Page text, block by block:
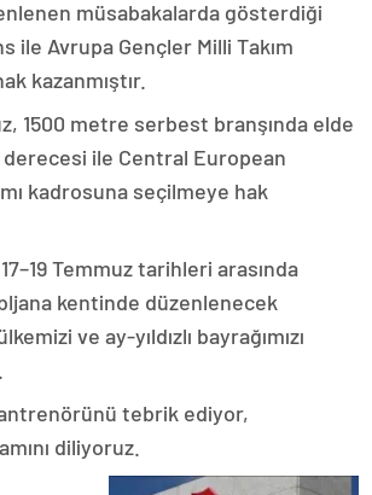
müsabakalarda gösterdiği
ile Avrupa Gençler Milli Takım
kazanmıştır.
1500 metre serbest branşında elde
derecesi ile Central European
kadrosuna seçilmeye hak
Temmuz tarihleri arasında
kentinde düzenlenecek
ve ay-yıldızlı bayrağımızı
tebrik ediyor,
diliyoruz.